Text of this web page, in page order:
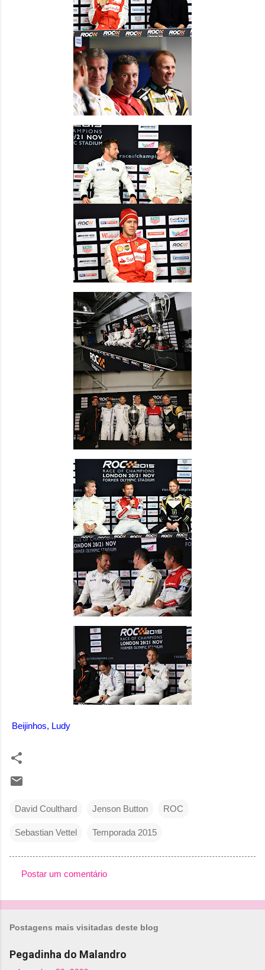
Beijinhos, Ludy
David Coulthard Jenson Button ROC
Sebastian Vettel Temporada 2015
o
n
Postar um comentário
Postagens mais visitadas deste blog
Pegadinha do Malandro